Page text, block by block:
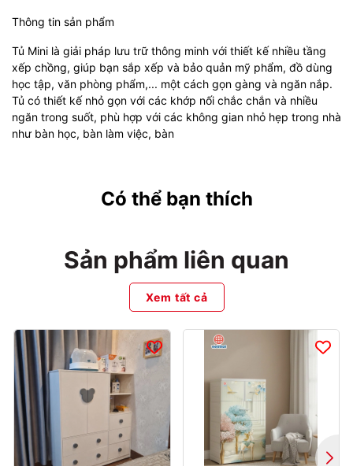
Thông tin sản phẩm
Tủ Mini là giải pháp lưu trữ thông minh với thiết kế nhiều tầng
xếp chồng, giúp bạn sắp xếp và bảo quản mỹ phẩm, đồ dùng
học tập, văn phòng phẩm,... một cách gọn gàng và ngăn nắp.
Tủ có thiết kế nhỏ gọn với các khớp nối chắc chắn và nhiều
ngăn trong suốt, phù hợp với các không gian nhỏ hẹp trong nhà
như bàn học, bàn làm việc, bàn
Có thể bạn thích
Sản phẩm liên quan
Xem tất cả